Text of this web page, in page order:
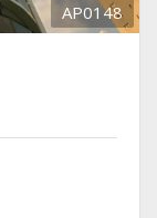
AP0148